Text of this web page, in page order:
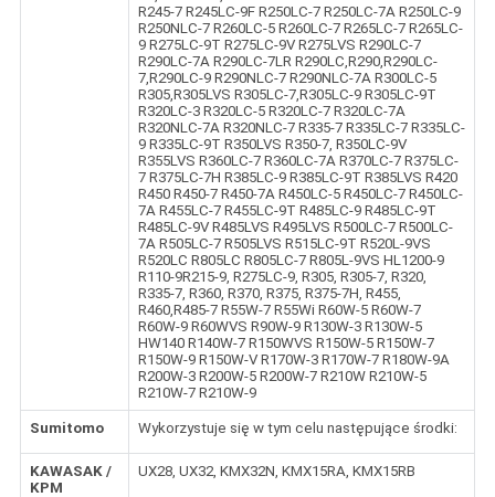
R245-7 R245LC-9F R250LC-7 R250LC-7A R250LC-9
R250NLC-7 R260LC-5 R260LC-7 R265LC-7 R265LC-
9 R275LC-9T R275LC-9V R275LVS R290LC-7
R290LC-7A R290LC-7LR R290LC,R290,R290LC-
7,R290LC-9 R290NLC-7 R290NLC-7A R300LC-5
R305,R305LVS R305LC-7,R305LC-9 R305LC-9T
R320LC-3 R320LC-5 R320LC-7 R320LC-7A
R320NLC-7A R320NLC-7 R335-7 R335LC-7 R335LC-
9 R335LC-9T R350LVS R350-7, R350LC-9V
R355LVS R360LC-7 R360LC-7A R370LC-7 R375LC-
7 R375LC-7H R385LC-9 R385LC-9T R385LVS R420
R450 R450-7 R450-7A R450LC-5 R450LC-7 R450LC-
7A R455LC-7 R455LC-9T R485LC-9 R485LC-9T
R485LC-9V R485LVS R495LVS R500LC-7 R500LC-
7A R505LC-7 R505LVS R515LC-9T R520L-9VS
R520LC R805LC R805LC-7 R805L-9VS HL1200-9
R110-9R215-9, R275LC-9, R305, R305-7, R320,
R335-7, R360, R370, R375, R375-7H, R455,
R460,R485-7 R55W-7 R55Wi R60W-5 R60W-7
R60W-9 R60WVS R90W-9 R130W-3 R130W-5
HW140 R140W-7 R150WVS R150W-5 R150W-7
R150W-9 R150W-V R170W-3 R170W-7 R180W-9A
R200W-3 R200W-5 R200W-7 R210W R210W-5
R210W-7 R210W-9
Sumitomo Wykorzystuje się w tym celu następujące środki:
KAWASAK /
KPM
UX28, UX32, KMX32N, KMX15RA, KMX15RB